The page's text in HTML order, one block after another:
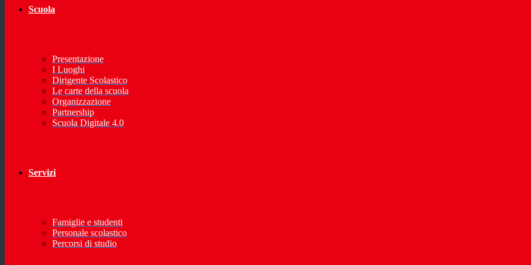
Scuola
Presentazione
I Luoghi
Dirigente Scolastico
Le carte della scuola
Organizzazione
Partnership
Scuola Digitale 4.0
Servizi
Famiglie e studenti
Personale scolastico
Percorsi di studio